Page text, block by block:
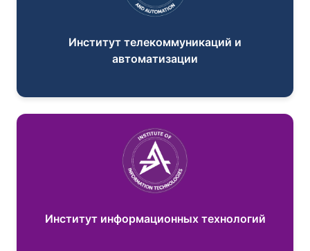
Институт телекоммуникаций и
автоматизации
Институт информационных технологий